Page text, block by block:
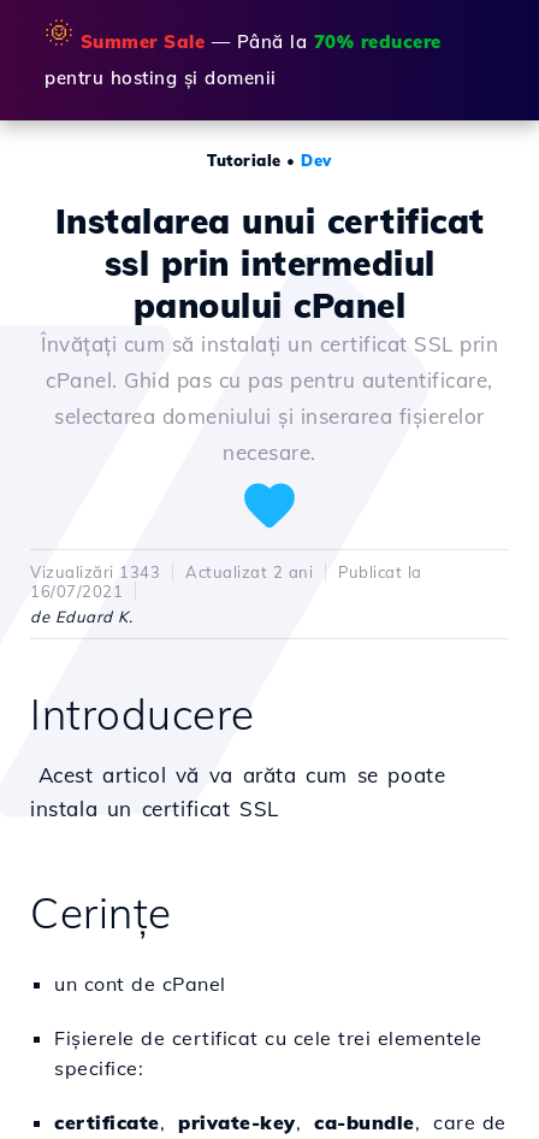
🌞 Summer Sale — Până la 70% reducere
pentru hosting și domenii
Tutoriale •Dev
Instalarea unui certificat
ssl prin intermediul
panoului cPanel
Învățați cum să instalați un certificat SSL prin
cPanel. Ghid pas cu pas pentru autentificare,
selectarea domeniului și inserarea fișierelor
necesare.
Vizualizări 1343 Actualizat 2 ani
Publicat la
16/07/2021
de Eduard K.
Introducere
Acest articol vă va arăta cum se poate
instala un certificat SSL
Cerinţe
un cont de cPanel
Fișierele de certificat cu cele trei elementele
specifice:
certificate, private-key, ca-bundle, care de